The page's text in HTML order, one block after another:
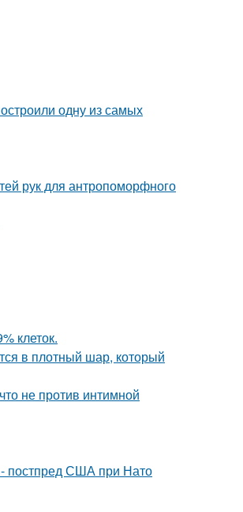
одну из самых
рук для антропоморфного
клеток.
в плотный шар, который
не против интимной
постпред США при Нато